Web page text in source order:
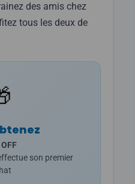
des amis chez
tous les deux de
son premier